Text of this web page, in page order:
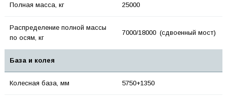
Полная масса, кг 25000
Распределение полной массы
по осям, кг
7000/18000 (сдвоенный мост)
База и колея
Колесная база, мм 5750+1350